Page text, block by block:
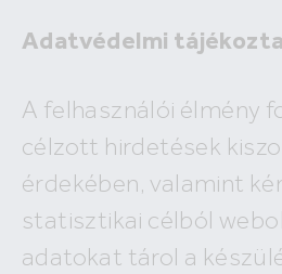
Adatvédelmi
A felhasználói élmény
célzott hirdetések
érdekében, valamint
statisztikai célból
adatokat tárol a
Eladó
Kiadó
Budapest XVI. kerület ×
Budapest Megyék, városok
Keresés